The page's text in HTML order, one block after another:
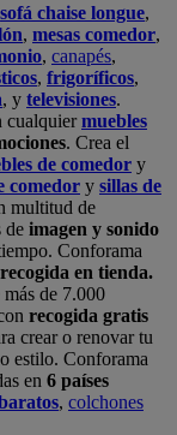
sofá chaise longue,
, mesas comedor,
, canapés,
, frigoríficos,
, y televisiones.
cualquiermuebles
. Crea el
de comedor y
comedor y sillas de
multitud de
de imagen y sonido
Conforama
en tienda.
más de 7.000
recogida gratis
crear o renovar tu
estilo. Conforama
en 6 países
, colchones